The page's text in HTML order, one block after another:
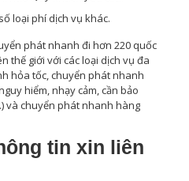
loại phí dịch vụ khác.
phát nhanh đi hơn 220 quốc
thế giới với các loại dịch vụ đa
hỏa tốc, chuyển phát nhanh
hiểm, nhạy cảm, cần bảo
và chuyển phát nhanh hàng
tin xin liên